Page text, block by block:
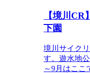
【境川
下園
境川サイク
す。遊水地
～9月はここ